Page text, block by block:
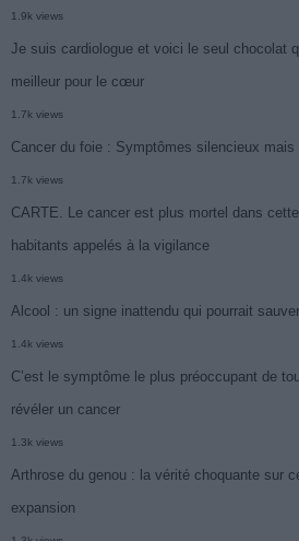
1.9k views
Je suis cardiologue et voici le seul chocolat
meilleur pour le cœur
1.7k views
Cancer du foie : Symptômes silencieux
1.7k views
CARTE. Le cancer est plus mortel dans
habitants appelés à la vigilance
1.4k views
Alcool : un signe inattendu qui pourrait
1.4k views
C’est le symptôme le plus préoccupant de
révéler un cancer
1.3k views
Arthrose du genou : la vérité choquante sur
expansion